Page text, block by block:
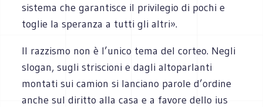
sistema che garantisce il privilegio di pochi e
toglie la speranza a tutti gli altri».
Il razzismo non è l’unico tema del corteo. Negli
slogan, sugli striscioni e dagli altoparlanti
montati sui camion si lanciano parole d’ordine
anche sul diritto alla casa e a favore dello ius